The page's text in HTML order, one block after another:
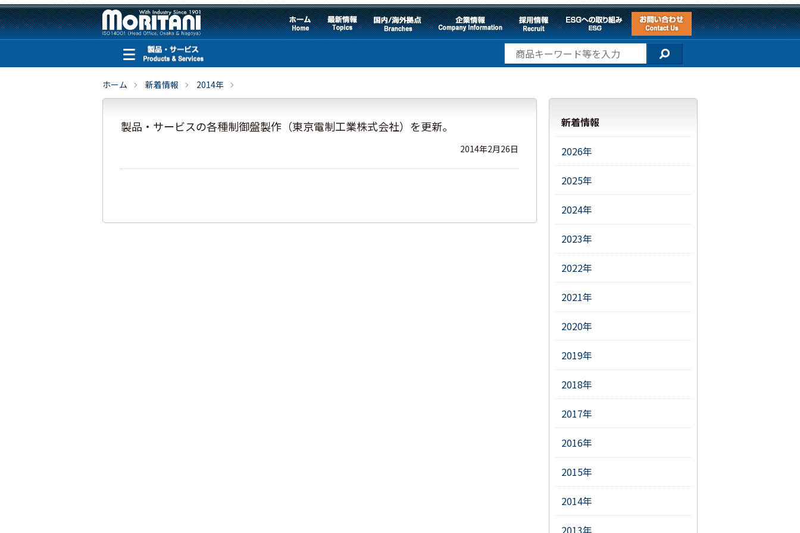
ホーム 新着情報 2014年
製品・サービスの各種制御盤製作（東京電制工業株式会社）を更新。
2014年2月26日
新着情報
2026年
2025年
2024年
2023年
2022年
2021年
2020年
2019年
2018年
2017年
2016年
2015年
2014年
2013年